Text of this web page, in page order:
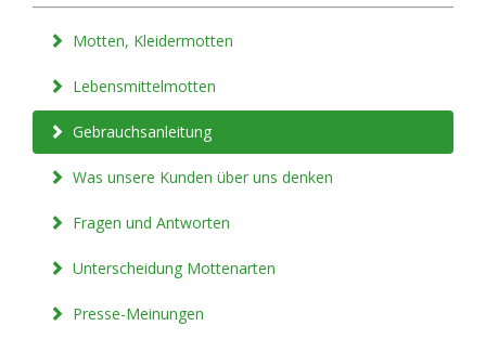
Motten, Kleidermotten
Lebensmittelmotten
Gebrauchsanleitung
Was unsere Kunden über uns denken
Fragen und Antworten
Unterscheidung Mottenarten
Presse-Meinungen